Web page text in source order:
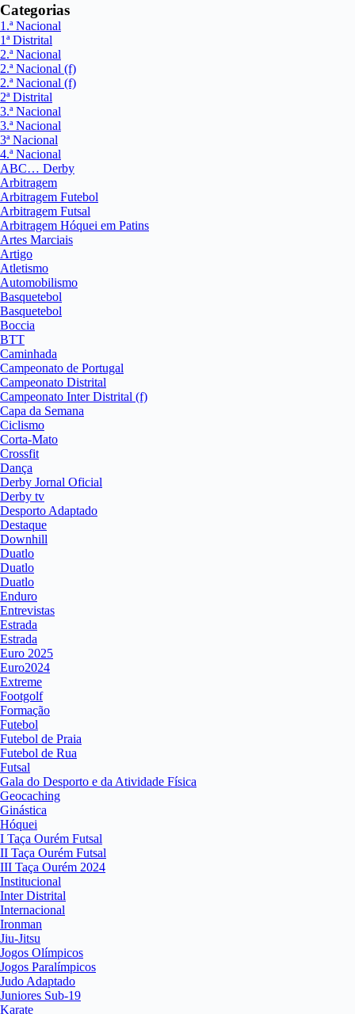
Categorias
1.ª Nacional
1ª Distrital
2.ª Nacional
2.ª Nacional (f)
2.ª Nacional (f)
2ª Distrital
3.ª Nacional
3.ª Nacional
3ª Nacional
4.ª Nacional
ABC… Derby
Arbitragem
Arbitragem Futebol
Arbitragem Futsal
Arbitragem Hóquei em Patins
Artes Marciais
Artigo
Atletismo
Automobilismo
Basquetebol
Basquetebol
Boccia
BTT
Caminhada
Campeonato de Portugal
Campeonato Distrital
Campeonato Inter Distrital (f)
Capa da Semana
Ciclismo
Corta-Mato
Crossfit
Dança
Derby Jornal Oficial
Derby tv
Desporto Adaptado
Destaque
Downhill
Duatlo
Duatlo
Duatlo
Enduro
Entrevistas
Estrada
Estrada
Euro 2025
Euro2024
Extreme
Footgolf
Formação
Futebol
Futebol de Praia
Futebol de Rua
Futsal
Gala do Desporto e da Atividade Física
Geocaching
Ginástica
Hóquei
I Taça Ourém Futsal
II Taça Ourém Futsal
III Taça Ourém 2024
Institucional
Inter Distrital
Internacional
Ironman
Jiu-Jitsu
Jogos Olímpicos
Jogos Paralímpicos
Judo Adaptado
Juniores Sub-19
Karate